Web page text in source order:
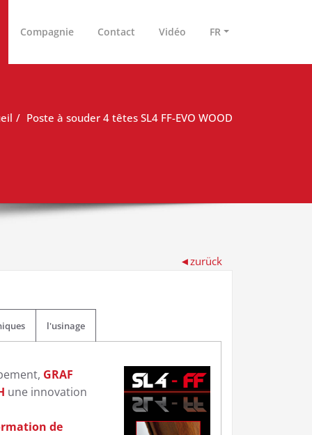
Compagnie Contact Vidéo FR
Poste à souder 4 têtes SL4 FF-EVO WOOD
l'usinage
GRAF
une innovation
de